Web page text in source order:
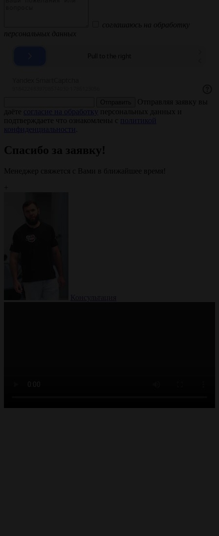
соглашаюсь на обработку
персональных данных
Отправляя заявку вы
даёте согласие на обработку
персональных данных и
подтверждаете что ознакомлены с
политикой
конфиденциальности
Спасибо за заявку!
Менеджер свяжется с Вами в ближайшее время!
+